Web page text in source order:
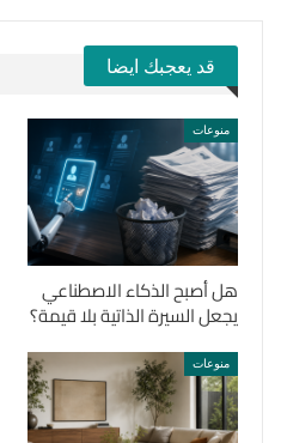
قد يعجبك ايضا
منوعات
هل أصبح الذكاء الاصطناعي
يجعل السيرة الذاتية بلا قيمة؟
منوعات